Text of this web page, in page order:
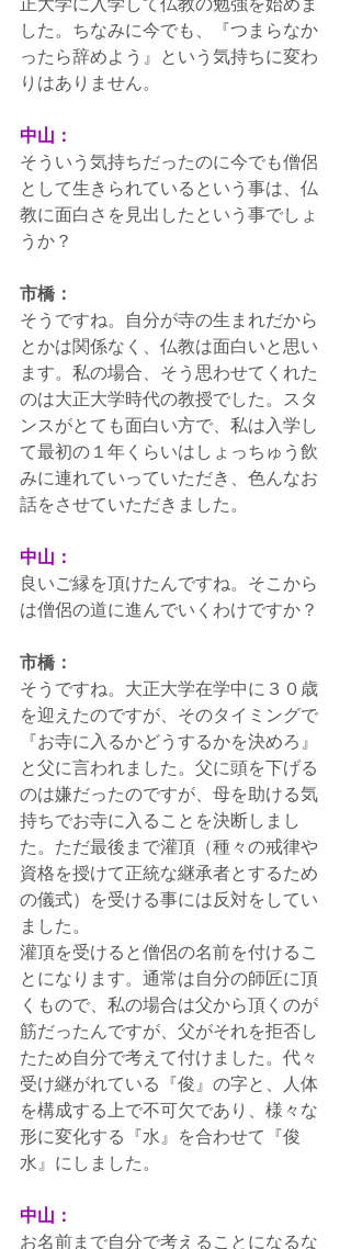
した。ちなみに今でも、『つまらなか
ったら辞めよう』という気持ちに変わ
りはありません。
中山：
そういう気持ちだったのに今でも僧侶
として生きられているという事は、仏
教に面白さを見出したという事でしょ
うか？
市橋：
そうですね。自分が寺の生まれだから
とかは関係なく、仏教は面白いと思い
ます。私の場合、そう思わせてくれた
のは大正大学時代の教授でした。スタ
ンスがとても面白い方で、私は入学し
て最初の１年くらいはしょっちゅう飲
みに連れていっていただき、色んなお
話をさせていただきました。
中山：
良いご縁を頂けたんですね。そこから
は僧侶の道に進んでいくわけですか？
市橋：
そうですね。大正大学在学中に３０歳
を迎えたのですが、そのタイミングで
『お寺に入るかどうするかを決めろ』
と父に言われました。父に頭を下げる
のは嫌だったのですが、母を助ける気
持ちでお寺に入ることを決断しまし
た。ただ最後まで灌頂（種々の戒律や
資格を授けて正統な継承者とするため
の儀式）を受ける事には反対をしてい
ました。
灌頂を受けると僧侶の名前を付けるこ
とになります。通常は自分の師匠に頂
くもので、私の場合は父から頂くのが
筋だったんですが、父がそれを拒否し
たため自分で考えて付けました。代々
受け継がれている『俊』の字と、人体
を構成する上で不可欠であり、様々な
形に変化する『水』を合わせて『俊
水』にしました。
中山：
お名前まで自分で考えることになるな